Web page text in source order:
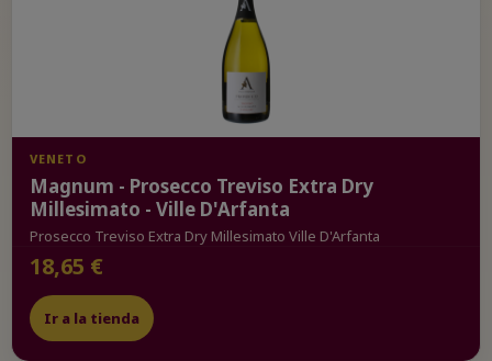
VENETO
Magnum - Prosecco Treviso Extra Dry
Millesimato - Ville D'Arfanta
Prosecco Treviso Extra Dry Millesimato Ville D'Arfanta
18,65 €
Ir a la tienda